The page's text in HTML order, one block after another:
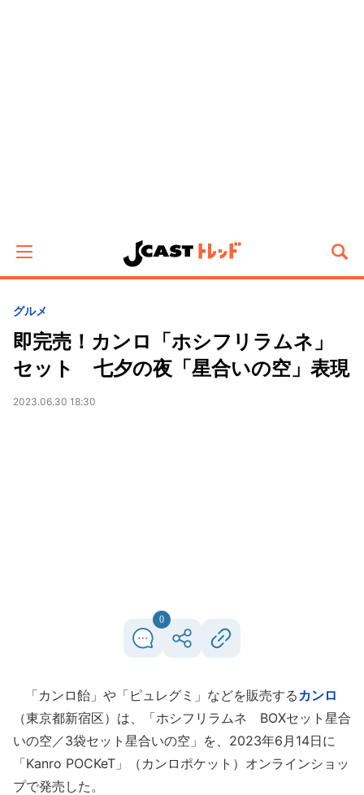
グルメ
即完売！カンロ「ホシフリラムネ」
セット 七夕の夜「星合いの空」表現
2023.06.30 18:30
0
「カンロ飴」や「ピュレグミ」などを販売するカンロ
（東京都新宿区）は、「ホシフリラムネ BOXセット星合
いの空／3袋セット星合いの空」を、2023年6月14日に
「Kanro POCKeT」（カンロポケット）オンラインショッ
プで発売した。